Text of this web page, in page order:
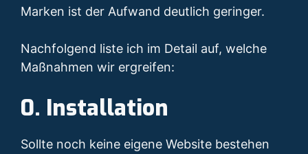
Marken ist der Aufwand deutlich geringer.
Nachfolgend liste ich im Detail auf, welche
Maßnahmen wir ergreifen:
0. Installation
Sollte noch keine eigene Website bestehen